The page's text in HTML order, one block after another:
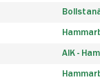
AIK -